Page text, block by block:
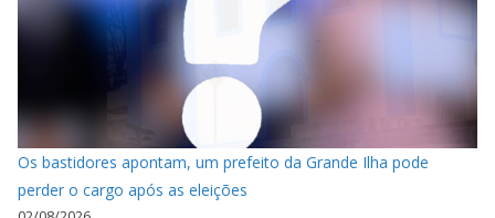
Os bastidores apontam, um prefeito da Grande Ilha pode
perder o cargo após as eleições